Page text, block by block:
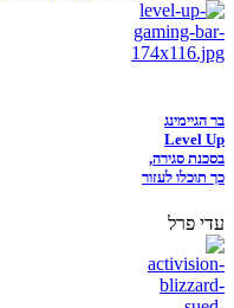
בר הגיימינג
Level Up
בסכנת סגירה,
כך תוכלו לעזור
עדי פרל